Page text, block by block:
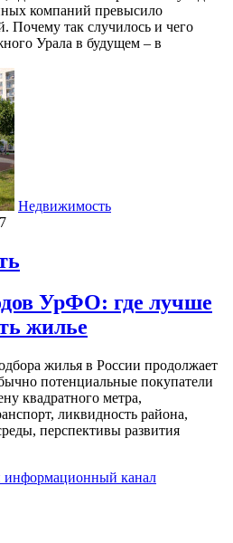
компаний превысило
Почему так случилось и чего
Урала в будущем – в
Недвижимость
УрФО: где лучше
жилье
жилья в России продолжает
потенциальные покупатели
квадратного метра,
ликвидность района,
перспективы развития
информационный канал